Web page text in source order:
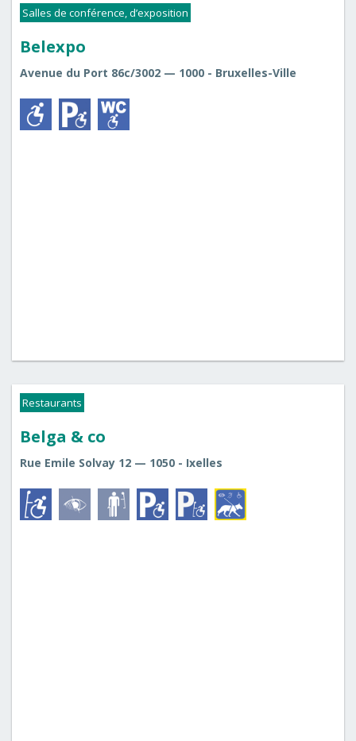
Salles de conférence, d’exposition
Belexpo
Avenue du Port 86c/3002 — 1000 - Bruxelles-Ville
Restaurants
Belga & co
Rue Emile Solvay 12 — 1050 - Ixelles